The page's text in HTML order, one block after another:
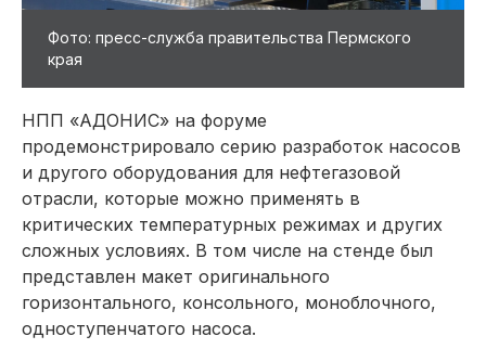
Фото: пресс-служба правительства Пермского
края
НПП «АДОНИС» на форуме
продемонстрировало серию разработок насосов
и другого оборудования для нефтегазовой
отрасли, которые можно применять в
критических температурных режимах и других
сложных условиях. В том числе на стенде был
представлен макет оригинального
горизонтального, консольного, моноблочного,
одноступенчатого насоса.